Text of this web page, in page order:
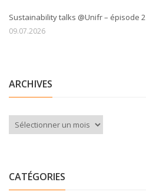
Sustainability talks @Unifr – épisode 2
09.07.2026
ARCHIVES
Archives
CATÉGORIES